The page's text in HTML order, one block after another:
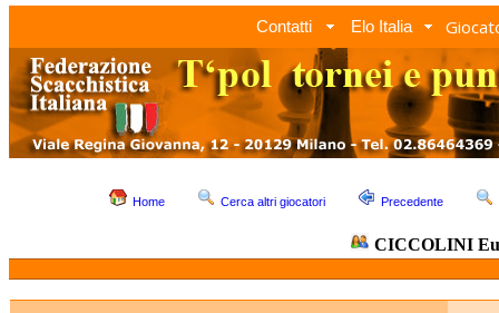
Contatti Elo Italia
Home Cerca altri giocatori Precedente
CICCOLINI